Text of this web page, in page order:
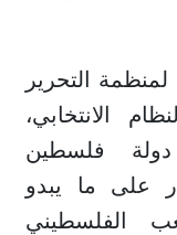
لمنظمة التحرير
الانتخابي،
دولة فلسطين
على ما يبدو
الفلسطيني